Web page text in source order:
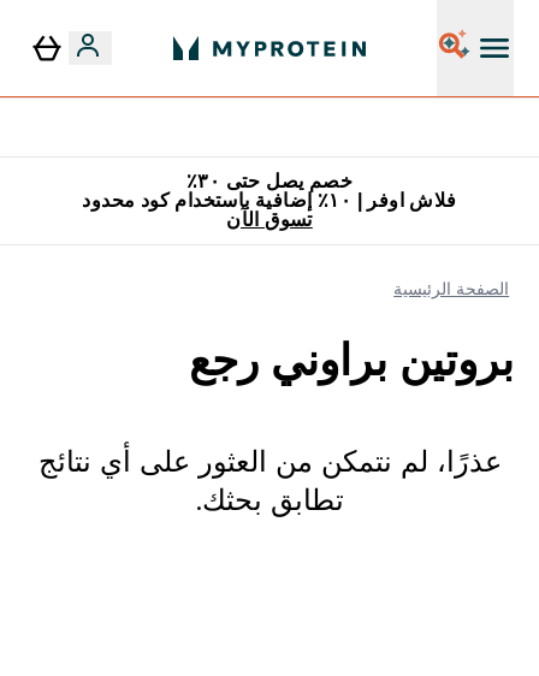
خصم يصل حتى ٣٠٪
فلاش اوفر | ١٠٪ إضافية باستخدام كود محدود
تسوق الآن
الصفحة الرئيسية
بروتين براوني رجع
عذرًا، لم نتمكن من العثور على أي نتائج
تطابق بحثك.